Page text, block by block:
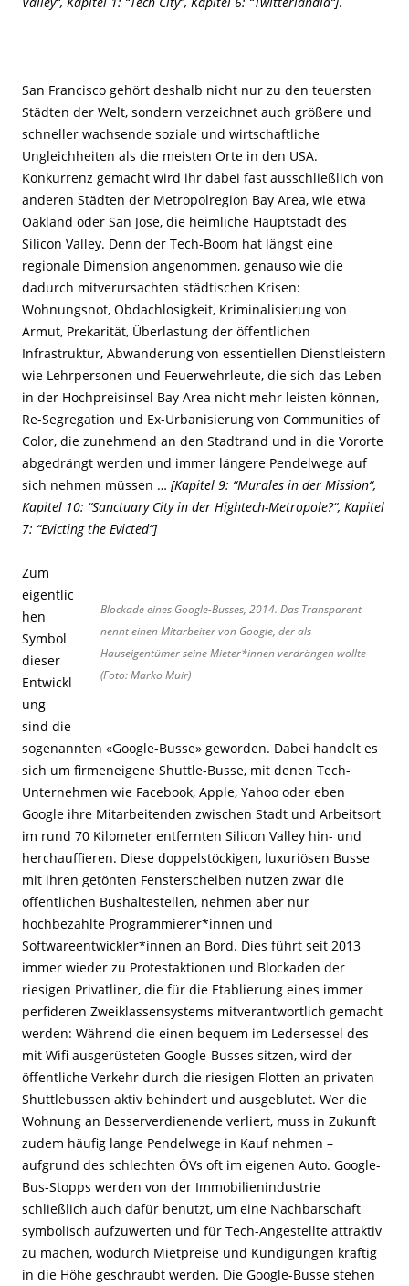
San Francisco gehört deshalb nicht nur zu den teuersten
Städten der Welt, sondern verzeichnet auch größere und
schneller wachsende soziale und wirtschaftliche
Ungleichheiten als die meisten Orte in den USA.
Konkurrenz gemacht wird ihr dabei fast ausschließlich von
anderen Städten der Metropolregion Bay Area, wie etwa
Oakland oder San Jose, die heimliche Hauptstadt des
Silicon Valley. Denn der Tech-Boom hat längst eine
regionale Dimension angenommen, genauso wie die
dadurch mitverursachten städtischen Krisen:
Wohnungsnot, Obdachlosigkeit, Kriminalisierung von
Armut, Prekarität, Überlastung der öffentlichen
Infrastruktur, Abwanderung von essentiellen Dienstleistern
wie Lehrpersonen und Feuerwehrleute, die sich das Leben
in der Hochpreisinsel Bay Area nicht mehr leisten können,
Re-Segregation und Ex-Urbanisierung von Communities of
Color, die zunehmend an den Stadtrand und in die Vororte
abgedrängt werden und immer längere Pendelwege auf
sich nehmen müssen … [Kapitel 9: “Murales in der Mission“,
Kapitel 10: “Sanctuary City in der Hightech-Metropole?“, Kapitel
7: “Evicting the Evicted“]
Blockade eines Google-Busses, 2014. Das Transparent
nennt einen Mitarbeiter von Google, der als
Hauseigentümer seine Mieter*innen verdrängen wollte
(Foto: Marko Muir)
Zum
eigentlic
hen
Symbol
dieser
Entwickl
ung
sind die
sogenannten «Google-Busse» geworden. Dabei handelt es
sich um firmeneigene Shuttle-Busse, mit denen Tech-
Unternehmen wie Facebook, Apple, Yahoo oder eben
Google ihre Mitarbeitenden zwischen Stadt und Arbeitsort
im rund 70 Kilometer entfernten Silicon Valley hin- und
herchauffieren. Diese doppelstöckigen, luxuriösen Busse
mit ihren getönten Fensterscheiben nutzen zwar die
öffentlichen Bushaltestellen, nehmen aber nur
hochbezahlte Programmierer*innen und
Softwareentwickler*innen an Bord. Dies führt seit 2013
immer wieder zu Protestaktionen und Blockaden der
riesigen Privatliner, die für die Etablierung eines immer
perfideren Zweiklassensystems mitverantwortlich gemacht
werden: Während die einen bequem im Ledersessel des
mit Wifi ausgerüsteten Google-Busses sitzen, wird der
öffentliche Verkehr durch die riesigen Flotten an privaten
Shuttlebussen aktiv behindert und ausgeblutet. Wer die
Wohnung an Besserverdienende verliert, muss in Zukunft
zudem häufig lange Pendelwege in Kauf nehmen –
aufgrund des schlechten ÖVs oft im eigenen Auto. Google-
Bus-Stopps werden von der Immobilienindustrie
schließlich auch dafür benutzt, um eine Nachbarschaft
symbolisch aufzuwerten und für Tech-Angestellte attraktiv
zu machen, wodurch Mietpreise und Kündigungen kräftig
in die Höhe geschraubt werden. Die Google-Busse stehen